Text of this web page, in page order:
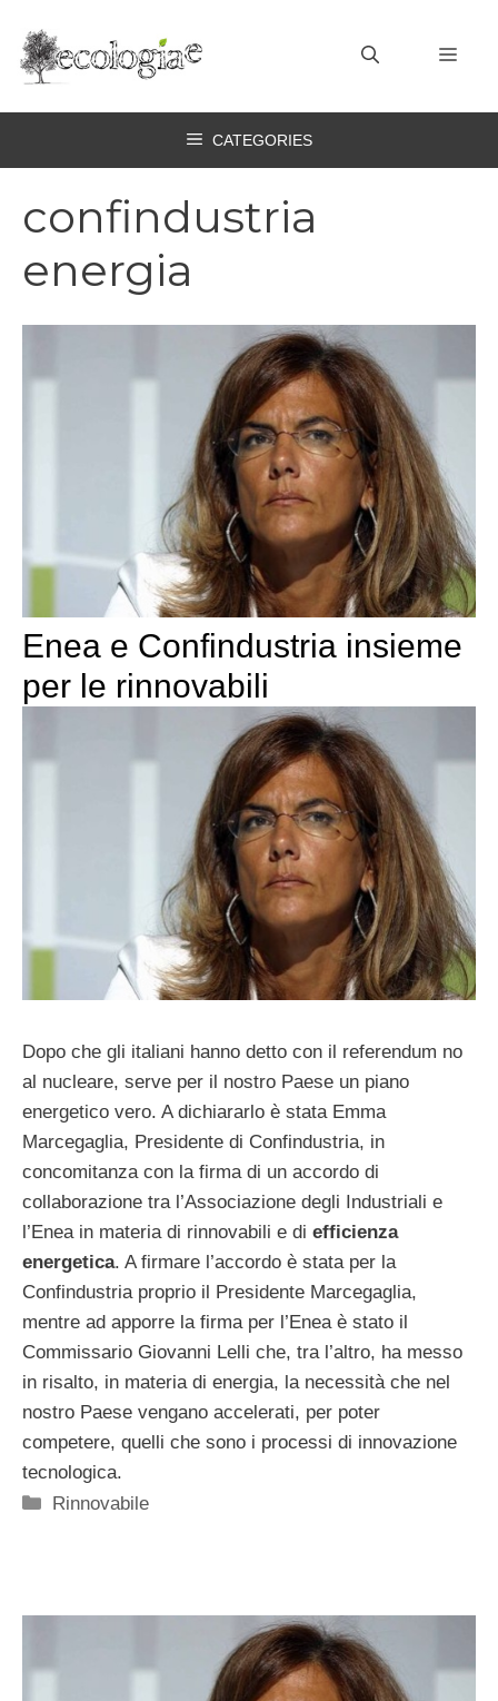
contenuto
CATEGORIES
confindustria
energia
Enea e Confindustria insieme
per le rinnovabili
Dopo che gli italiani hanno detto con il referendum no
al nucleare, serve per il nostro Paese un piano
energetico vero. A dichiararlo è stata Emma
Marcegaglia, Presidente di Confindustria, in
concomitanza con la firma di un accordo di
collaborazione tra l’Associazione degli Industriali e
l’Enea in materia di rinnovabili e di efficienza
energetica. A firmare l’accordo è stata per la
Confindustria proprio il Presidente Marcegaglia,
mentre ad apporre la firma per l’Enea è stato il
Commissario Giovanni Lelli che, tra l’altro, ha messo
in risalto, in materia di energia, la necessità che nel
nostro Paese vengano accelerati, per poter
competere, quelli che sono i processi di innovazione
tecnologica.
Categorie
Rinnovabile